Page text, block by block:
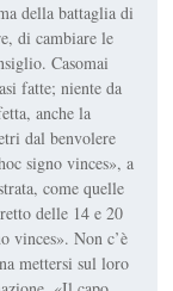
della battaglia di
di cambiare le
Casomai
fatte; niente da
anche la
dal benvolere
signo vinces», a
come quelle
delle 14 e 20
vinces». Non c’è
mettersi sul loro